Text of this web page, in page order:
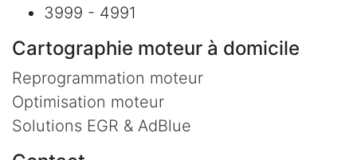
3999 - 4991
Cartographie moteur à domicile
Reprogrammation moteur
Optimisation moteur
Solutions EGR & AdBlue